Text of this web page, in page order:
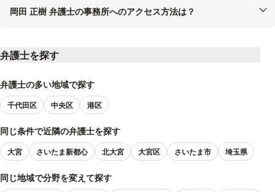
岡田 正樹 弁護士の事務所へのアクセス方法は？
弁護士を探す
弁護士の多い地域で探す
千代田区 中央区 港区
同じ条件で近隣の弁護士を探す
大宮 さいたま新都心 北大宮 大宮区 さいたま市 埼玉県
同じ地域で分野を変えて探す